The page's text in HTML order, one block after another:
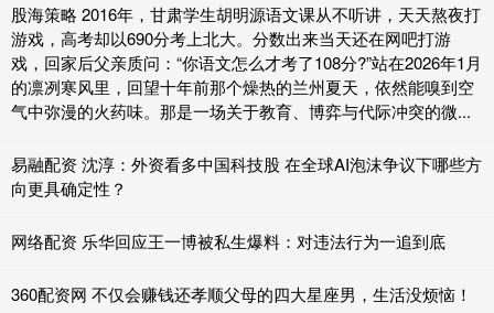
股海策略 2016年，甘肃学生胡明源语文课从不听讲，天天熬夜打
游戏，高考却以690分考上北大。分数出来当天还在网吧打游
戏，回家后父亲质问：“你语文怎么才考了108分?”站在2026年1月
的凛冽寒风里，回望十年前那个燥热的兰州夏天，依然能嗅到空
气中弥漫的火药味。那是一场关于教育、博弈与代际冲突的微...
易融配资 沈淳：外资看多中国科技股 在全球AI泡沫争议下哪些方
向更具确定性？
网络配资 乐华回应王一博被私生爆料：对违法行为一追到底
360配资网 不仅会赚钱还孝顺父母的四大星座男，生活没烦恼！